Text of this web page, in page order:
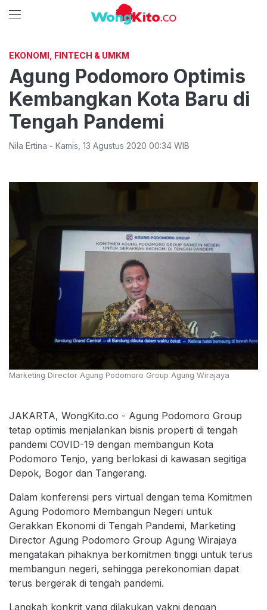
EKONOMI, FINTECH & UMKM
Agung Podomoro Optimis
Kembangkan Kota Baru di
Tengah Pandemi
Nila Ertina - Kamis 13 Agustus 2020 00:34 WIB
Marketing Director Agung Podomoro Group Agung Wirajaya
JAKARTA, WongKito.co - Agung Podomoro Group
tetap optimis menjalankan bisnis properti di tengah
pandemi COVID-19 dengan membangun Kota
Podomoro Tenjo, yang berlokasi di kawasan segitiga
Depok, Bogor dan Tangerang.
Dalam konferensi pers virtual dengan tema Komitmen
Agung Podomoro Membangun Negeri untuk
Gerakkan Ekonomi di Tengah Pandemi, Marketing
Director Agung Podomoro Group Agung Wirajaya
mengatakan pihaknya berkomitmen tinggi untuk terus
membangun negeri, sehingga perekonomian dapat
terus bergerak di tengah pandemi.
Langkah konkrit yang dilakukan yakni dengan